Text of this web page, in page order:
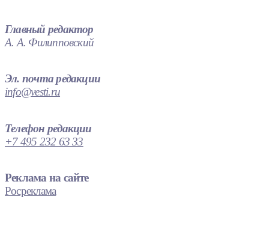
Главный редактор
А. А. Филипповский
Эл. почта редакции
info@vesti.ru
Телефон редакции
+7 495 232 63 33
Реклама на сайте
Росреклама